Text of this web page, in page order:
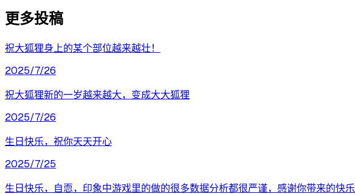
更多投稿
祝大狐狸身上的某个部位越来越壮！
2025/7/26
祝大狐狸新的一岁越来越大，变成大大狐狸
2025/7/26
生日快乐，祝你天天开心
2025/7/25
生日快乐，自恧，印象中游戏里的做的很多数据分析都很严谨，感谢你带来的快乐